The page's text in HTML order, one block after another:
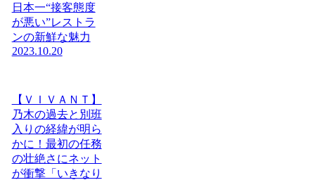
日本一“接客態度
が悪い”レストラ
ンの新鮮な魅力
2023.10.20
【ＶＩＶＡＮＴ】
乃木の過去と別班
入りの経緯が明ら
かに！最初の任務
の壮絶さにネット
が衝撃「いきなり